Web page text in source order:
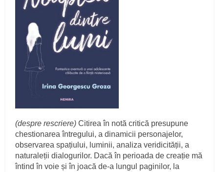
(despre rescriere) Citirea în notă critică presupune
chestionarea întregului, a dinamicii personajelor,
observarea spațiului, luminii, analiza veridicității, a
naturaleții dialogurilor. Dacă în perioada de creație mă
întind în voie și în joacă de-a lungul paginilor, la